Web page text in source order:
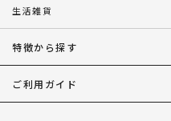
生活雑貨
特徴から探す
ご利用ガイド